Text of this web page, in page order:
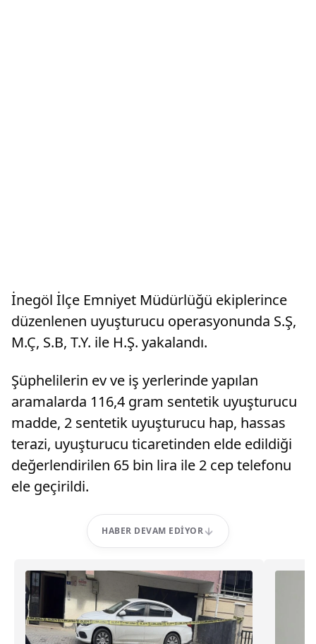
İnegöl İlçe Emniyet Müdürlüğü ekiplerince
düzenlenen uyuşturucu operasyonunda S.Ş,
M.Ç, S.B, T.Y. ile H.Ş. yakalandı.
Şüphelilerin ev ve iş yerlerinde yapılan
aramalarda 116,4 gram sentetik uyuşturucu
madde, 2 sentetik uyuşturucu hap, hassas
terazi, uyuşturucu ticaretinden elde edildiği
değerlendirilen 65 bin lira ile 2 cep telefonu
ele geçirildi.
HABER DEVAM EDIYOR